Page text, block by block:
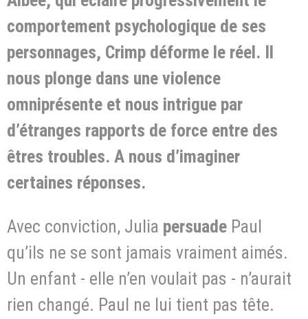
comportement psychologique de ses
personnages, Crimp déforme le réel. Il
nous plonge dans une violence
omniprésente et nous intrigue par
d’étranges rapports de force entre des
êtres troubles. A nous d’imaginer
certaines réponses.
Avec conviction, Julia persuade Paul
qu’ils ne se sont jamais vraiment aimés.
Un enfant - elle n’en voulait pas - n’aurait
rien changé. Paul ne lui tient pas tête.